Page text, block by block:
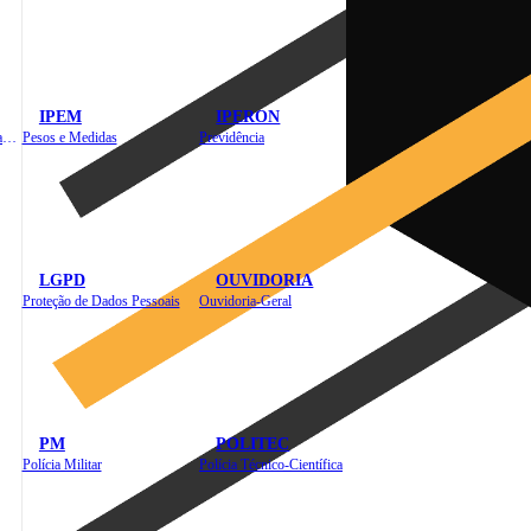
IPEM
Pesos e Medidas
IPERON
Previdência
LGPD
Proteção de Dados Pessoais
OUVIDORIA
Ouvidoria-Geral
PM
Polícia Militar
POLITEC
Polícia Técnico-Científica